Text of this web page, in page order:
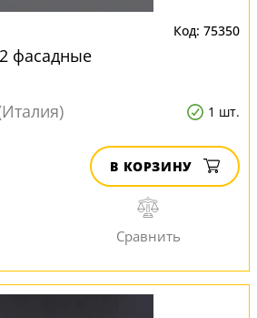
75350
фасадные
1 шт.
В КОРЗИНУ